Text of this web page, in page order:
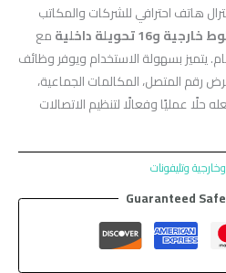
هاتف احترافي للشركات والمكاتب
مع
يتميز بسهولة الاستخدام ويوفر وظائف
رقم المتصل، المكالمات الجماعية،
حلًا عمليًا وفعالًا لتنظيم الاتصالات
وتليفونات
Guaranteed